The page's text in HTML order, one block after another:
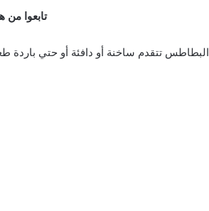
تابعوا من
البطاطس تتقدم ساخنة أو دافئة أو حتي باردة